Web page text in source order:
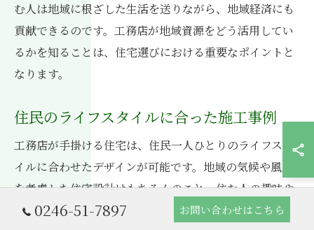
む人は地域に根ざした生活を送りながら、地域経済にも
貢献できるのです。工務店が地域資源をどう活用してい
るかを知ることは、住宅選びにおける重要なポイントと
なります。
住民のライフスタイルに合った施工事例
工務店が手掛ける住宅は、住民一人ひとりのライフスタ
イルに合わせたデザインが可能です。地域の気候や風土
を考慮した住宅設計はもちろんのこと、住む人の趣味や
生活動線に合わせたカスタマイズも行われています。例
0246-51-7897 お問い合わせはこちら